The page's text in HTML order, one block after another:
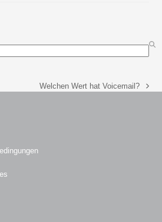
Nächster
Welchen Wert hat Voicemail?